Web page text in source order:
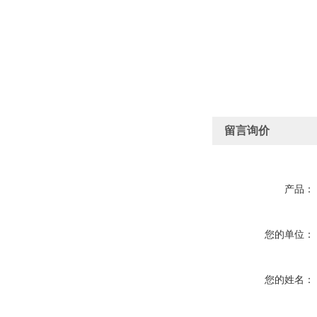
留言询价
产品：
您的单位：
您的姓名：